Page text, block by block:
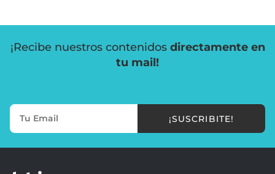
¡Recibe nuestros contenidos directamente en
tu mail!
¡SUSCRIBITE!